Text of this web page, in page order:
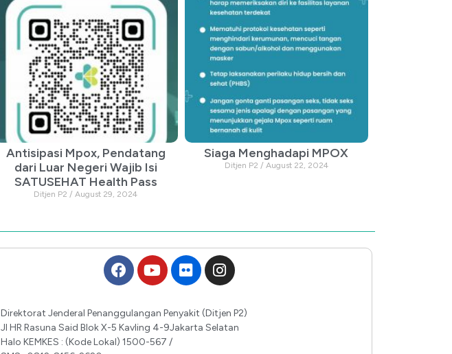
Antisipasi Mpox, Pendatang
dari Luar Negeri Wajib Isi
SATUSEHAT Health Pass
Ditjen P2 August 29, 2024
Siaga Menghadapi MPOX
Ditjen P2 August 22, 2024
Direktorat Jenderal Penanggulangan Penyakit (Ditjen P2)
Jl HR Rasuna Said Blok X-5 Kavling 4-9Jakarta Selatan
Halo KEMKES : (Kode Lokal) 1500-567 /